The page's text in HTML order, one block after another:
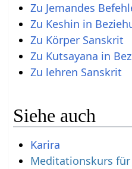
Zu Jemandes
Zu Keshin in
Zu Körper Sanskrit
Zu Kutsayana in
Zu lehren Sanskrit
Siehe auch
Karira
Meditationskurs